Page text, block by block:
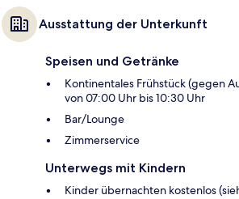
Ausstattung der Unterkunft
Speisen und Getränke
Kontinentales Frühstück (gegen
von 07:00 Uhr bis 10:30 Uhr
Bar/Lounge
Zimmerservice
Unterwegs mit Kindern
Kinder übernachten kostenlos